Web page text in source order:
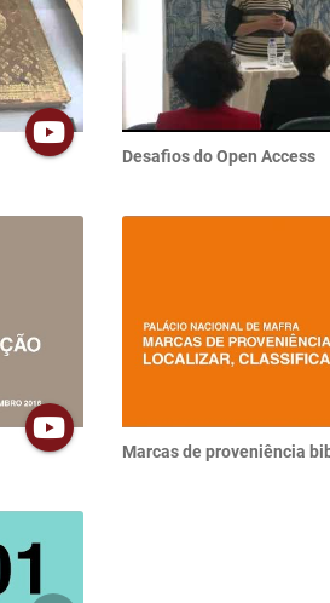
Desafios do Open Access
Marcas de proveniência